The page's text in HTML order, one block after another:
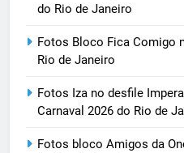
do Rio de Janeiro
Fotos Bloco Fica Comigo
Rio de Janeiro
Fotos Iza no desfile
Carnaval 2026 do Rio de
Fotos bloco Amigos da